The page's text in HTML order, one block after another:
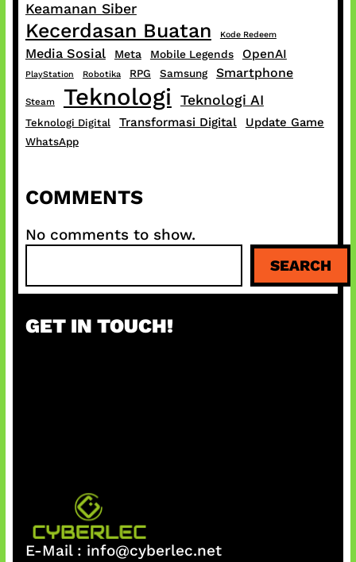
Keamanan Siber
Kecerdasan Buatan Kode Redeem
Media Sosial Meta Mobile Legends OpenAI
PlayStation Robotika RPG Samsung Smartphone
Steam Teknologi Teknologi AI
Teknologi Digital Transformasi Digital Update Game
WhatsApp
COMMENTS
No comments to show.
a
c
SEARCH
GET IN TOUCH!
E-Mail : info@cyberlec.net